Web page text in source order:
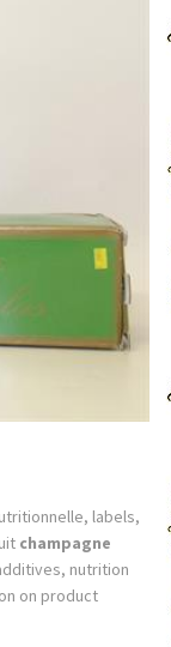
labels,
champagne
nutrition
on product